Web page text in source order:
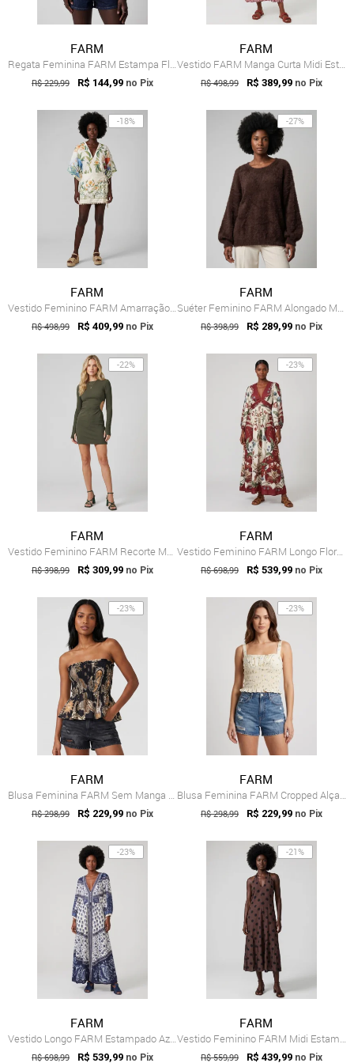
FARM
Regata Feminina FARM Estampa Floral Verde
R$ 229,99 R$ 144,99 no Pix
FARM
Vestido FARM Manga Curta Midi Estampado ...
R$ 498,99 R$ 389,99 no Pix
-18%
FARM
Vestido Feminino FARM Amarração Off-White
R$ 498,99 R$ 409,99 no Pix
-27%
FARM
Suéter Feminino FARM Alongado Marrom
R$ 398,99 R$ 289,99 no Pix
-22%
FARM
Vestido Feminino FARM Recorte Manga Longa Verde
R$ 398,99 R$ 309,99 no Pix
-23%
FARM
Vestido Feminino FARM Longo Floral Vinho
R$ 698,99 R$ 539,99 no Pix
-23%
FARM
Blusa Feminina FARM Sem Manga Franzida Preta
R$ 298,99 R$ 229,99 no Pix
-23%
FARM
Blusa Feminina FARM Cropped Alça Larga Off White
R$ 298,99 R$ 229,99 no Pix
-23%
FARM
Vestido Longo FARM Estampado Azul
R$ 698,99 R$ 539,99 no Pix
-21%
FARM
Vestido Feminino FARM Midi Estampa Bolinhas Preto
R$ 559,99 R$ 439,99 no Pix